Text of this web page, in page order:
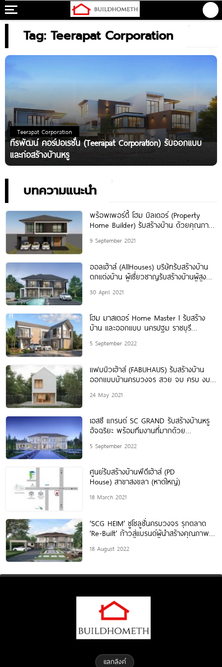
Tag: Teerapat Corporation
Teerapat Corporation
ทีรพัฒน์ คอร์ปอเรชั่น (Teerapat Corporation) รับออกแบบ
และก่อสร้างบ้านหรู
บทความแนะนำ
พร้อพเพอร์ตี้ โฮม บิลเดอร์ (Property
Home Builder) รับสร้างบ้าน ด้วยคุณภาพ
9 September 2021
ออลเฮ้าส์ (AllHouses) บริษัทรับสร้างบ้าน
ตกแต่งบ้าน ผู้เชี่ยวชาญรับสร้างบ้านผู้สูง
30 April 2021
โฮม มาสเตอร์ Home Master l รับสร้าง
บ้าน และออกแบบ นครปฐม ราชบุรี
5 September 2022
แฟบบิวเฮ้าส์ (FABUHAUS) รับสร้างบ้าน
ออกแบบบ้านครบวงจร สวย จบ ครบ งบไม่
24 May 2021
เอสซี แกรนด์ SC GRAND รับสร้างบ้านหรู
อัจฉริยะ พร้อมทีมงานที่มากด้วย
บ้านจาก SEACON
5 September 2022
ศูนย์รับสร้างบ้านพีดีเฮ้าส์ (PD
House) สาขาสงขลา (หาดใหญ่)
18 March 2021
‘SCG HEIM’ ชูโซลูชั่นครบวงจร รุกตลาด
‘Re-Built’ ก้าวสู่แบรนด์ผู้นำสร้างคุณภาพชี
18 August 2022
แลกลิงค์